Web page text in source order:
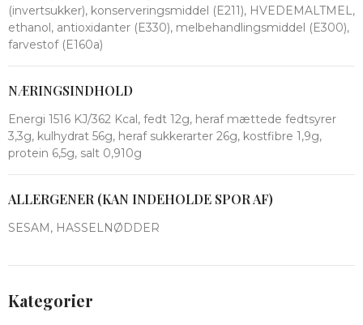
(invertsukker), konserveringsmiddel (E211), HVEDEMALTMEL,
ethanol, antioxidanter (E330), melbehandlingsmiddel (E300),
farvestof (E160a)
NÆRINGSINDHOLD
Energi 1516 KJ/362 Kcal, fedt 12g, heraf mættede fedtsyrer
3,3g, kulhydrat 56g, heraf sukkerarter 26g, kostfibre 1,9g,
protein 6,5g, salt 0,910g
ALLERGENER (KAN INDEHOLDE SPOR AF)
SESAM, HASSELNØDDER
Kategorier